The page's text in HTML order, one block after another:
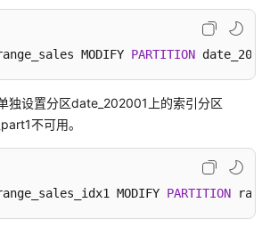
MODIFY PARTITION
独设置分区date_202001上的索引分区
不可用。
MODIFY PARTITION